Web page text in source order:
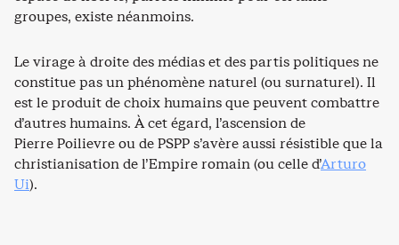
groupes, existe néanmoins.
Le virage à droite des médias et des partis politiques ne
constitue pas un phénomène naturel (ou surnaturel). Il
est le produit de choix humains que peuvent combattre
d’autres humains. À cet égard, l’ascension de
Pierre Poilievre ou de PSPP s’avère aussi résistible que la
christianisation de l’Empire romain (ou celle d’Arturo
Ui).